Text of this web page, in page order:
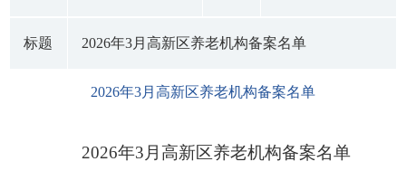
标题 ‍‍2026年3月高新区养老机构备案名单
‍‍2026年3月高新区养老机构备案名单
2026年3 月高新区养老机构备案名单